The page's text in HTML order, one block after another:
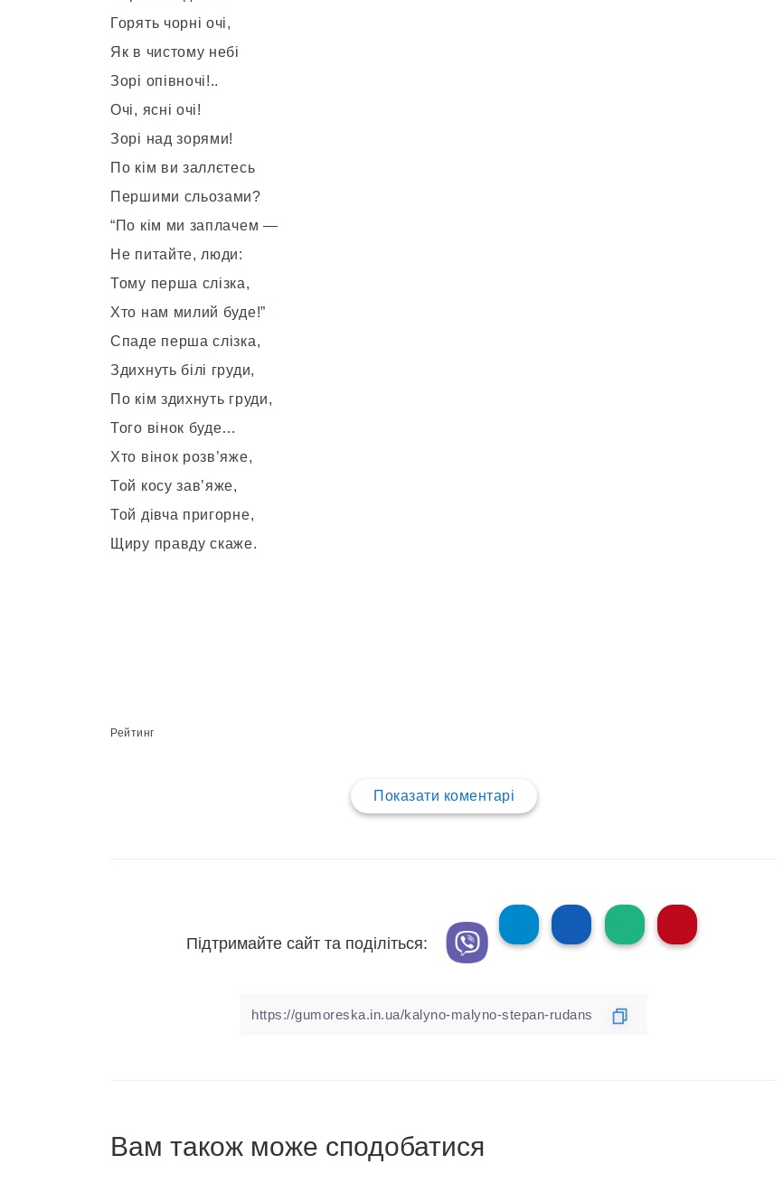
Горять чорні очі,
Як в чистому небі
Зорі опівночі!..
Очі, ясні очі!
Зорі над зорями!
По кім ви заллєтесь
Першими сльозами?
“По кім ми заплачем —
Не питайте, люди:
Тому перша слізка,
Хто нам милий буде!”
Спаде перша слізка,
Здихнуть білі груди,
По кім здихнуть груди,
Того вінок буде…
Хто вінок розв’яже,
Той косу зав’яже,
Той дівча пригорне,
Щиру правду скаже.
Рейтинг
Показати коментарі
Підтримайте сайт та поділіться:
Вам також може сподобатися